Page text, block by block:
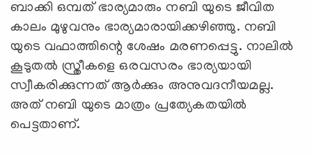
ബാക്കി ഒമ്പത് ഭാര്യമാരും നബി യുടെ ജീവിത
കാലം മുഴുവനും ഭാര്യമാരായിക്കഴിഞ്ഞു. നബി
യുടെ വഫാത്തിന്റെ ശേഷം മരണപ്പെട്ടു. നാലില്‍
കൂടുതല്‍ സ്ത്രീകളെ ഒരവസരം ഭാര്യയായി
സ്വീകരിക്കുന്നത് ആര്‍ക്കും അനുവദനീയമല്ല.
അത് നബി യുടെ മാത്രം പ്രത്യേകതയില്‍
പെട്ടതാണ്.